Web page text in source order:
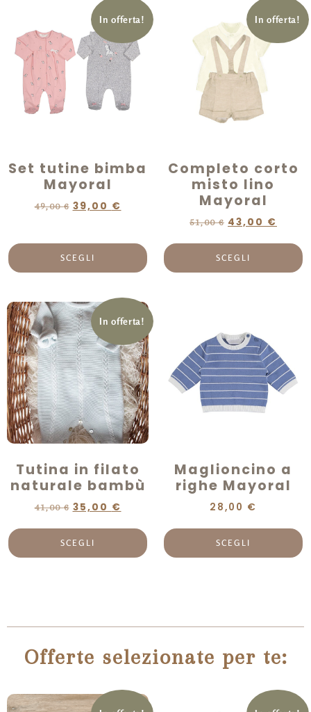
In offerta!
Set tutine bimba
Mayoral
49,00€ 39,00 €
SCEGLI
In offerta!
Completo corto
misto lino
Mayoral
51,00€ 43,00 €
SCEGLI
In offerta!
Tutina in filato
naturale bambù
41,00€ 35,00 €
SCEGLI
Maglioncino a
righe Mayoral
28,00 €
SCEGLI
Offerte selezionate per te: